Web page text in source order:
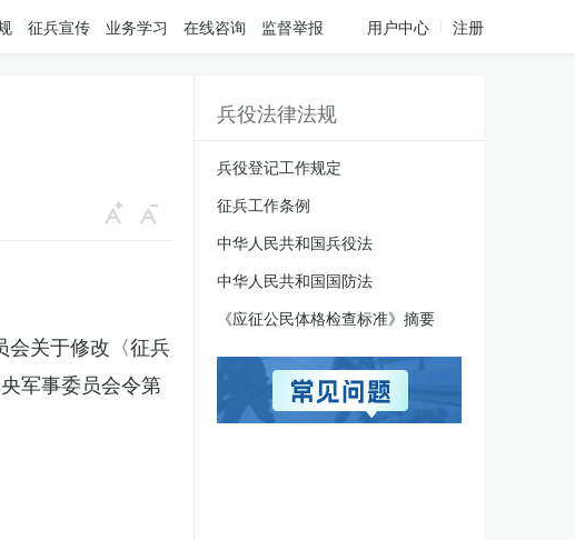
征兵宣传 业务学习 在线咨询 监督举报 用户中心 注册
会关于修改〈征兵
军事委员会令第
兵役法律法规
兵役登记工作规定
征兵工作条例
中华人民共和国兵役法
中华人民共和国国防法
《应征公民体格检查标准》摘要